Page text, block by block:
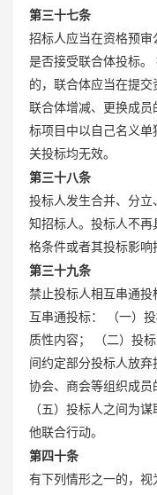
第三十七条
招标人应当在资格预
是否接受联合体投标
的，联合体应当在提
联合体增减、更换成
标项目中以自己名义
关投标均无效。
第三十八条
投标人发生合并、分
知招标人。投标人不
格条件或者其投标影响
第三十九条
禁止投标人相互串通
互串通投标： （一）
质性内容； （二）投
间约定部分投标人放弃
协会、商会等组织成员
（五）投标人之间为
他联合行动。
第四十条
有下列情形之一的，